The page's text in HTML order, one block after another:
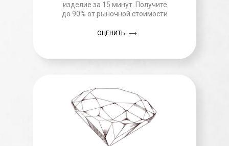
изделие за 15 минут. Получите
до 90% от рыночной стоимости
ОЦЕНИТЬ